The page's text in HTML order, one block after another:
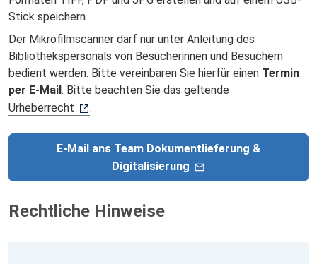
Stick speichern.
Der Mikrofilmscanner darf nur unter Anleitung des
Bibliothekspersonals von Besucherinnen und Besuchern
bedient werden. Bitte vereinbaren Sie hierfür einen Termin
per E-Mail. Bitte beachten Sie das geltende
Urheberrecht
.
E-Mail ans Team Dokumentlieferung &
Digitalisierung
Rechtliche Hinweise